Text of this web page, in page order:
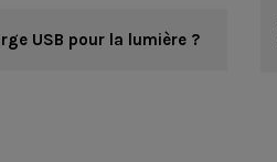
USB pour la lumière ?